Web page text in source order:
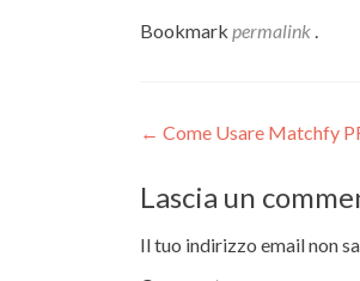
Bookmark permalink .
Navigazione
articoli
← Come Usare Matchfy
Lascia un
Il tuo indirizzo email non